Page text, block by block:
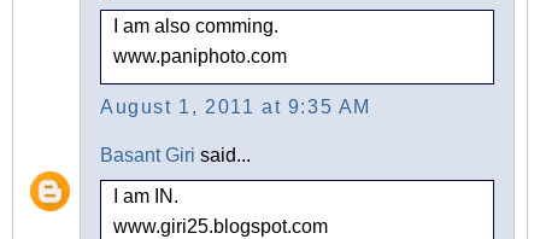
I am also comming.
www.paniphoto.com
August 1, 2011 at 9:35 AM
Basant Giri said...
I am IN.
www.giri25.blogspot.com